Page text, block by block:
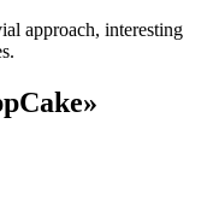
approach, interesting